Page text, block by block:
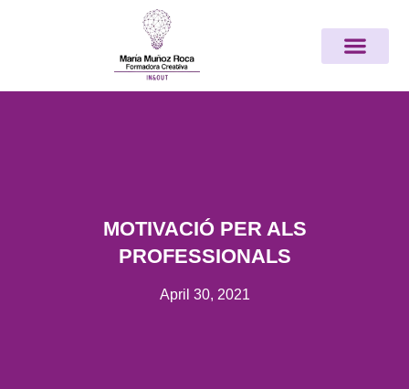
MOTIVACIÓ PER ALS
PROFESSIONALS
April 30, 2021